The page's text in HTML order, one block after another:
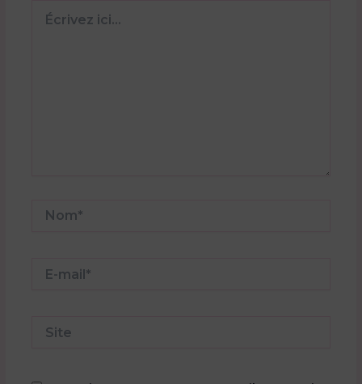
ici…
Nom*
mail*